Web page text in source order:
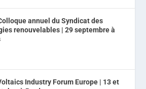
annuel du Syndicat des
renouvelables | 29 septembre à
Industry Forum Europe | 13 et